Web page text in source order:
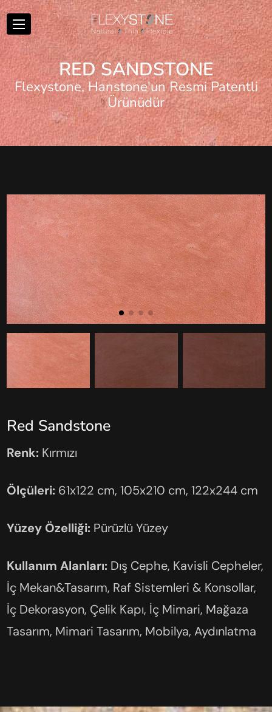
RED SANDSTONE
Flexystone, Hanstone'un Resmi Patentli
Ürünüdür
Red Sandstone
Renk: Kırmızı
Ölçüleri: 61x122 cm, 105x210 cm, 122x244 cm
Yüzey Özelliği: Pürüzlü Yüzey
Kullanım Alanları: Dış Cephe, Kavisli Cepheler,
İç Mekan&Tasarım, Raf Sistemleri & Konsollar,
İç Dekorasyon, Çelik Kapı, İç Mimari, Mağaza
Tasarım, Mimari Tasarım, Mobilya, Aydınlatma